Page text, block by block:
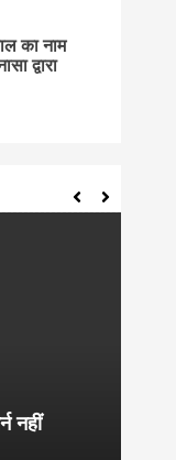
का नाम
द्वारा
नहीं